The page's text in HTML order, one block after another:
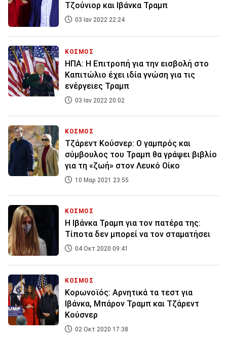
Τζούνιορ και Ιβάνκα Τραμπ
03 Ιαν 2022 22:24
ΚΟΣΜΟΣ
ΗΠΑ: Η Επιτροπή για την εισβολή στο
Καπιτώλιο έχει ιδία γνώση για τις
ενέργειες Τραμπ
03 Ιαν 2022 20:02
ΚΟΣΜΟΣ
Τζάρεντ Κούσνερ: Ο γαμπρός και
σύμβουλος του Τραμπ θα γράψει βιβλίο
για τη «ζωή» στον Λευκό Οίκο
10 Μαρ 2021 23:55
ΚΟΣΜΟΣ
Η Ιβάνκα Τραμπ για τον πατέρα της:
Τίποτα δεν μπορεί να τον σταματήσει
04 Οκτ 2020 09:41
ΚΟΣΜΟΣ
Κορωνοϊός: Αρνητικά τα τεστ για
Ιβάνκα, Μπάρον Τραμπ και Τζάρεντ
Κούσνερ
02 Οκτ 2020 17:38